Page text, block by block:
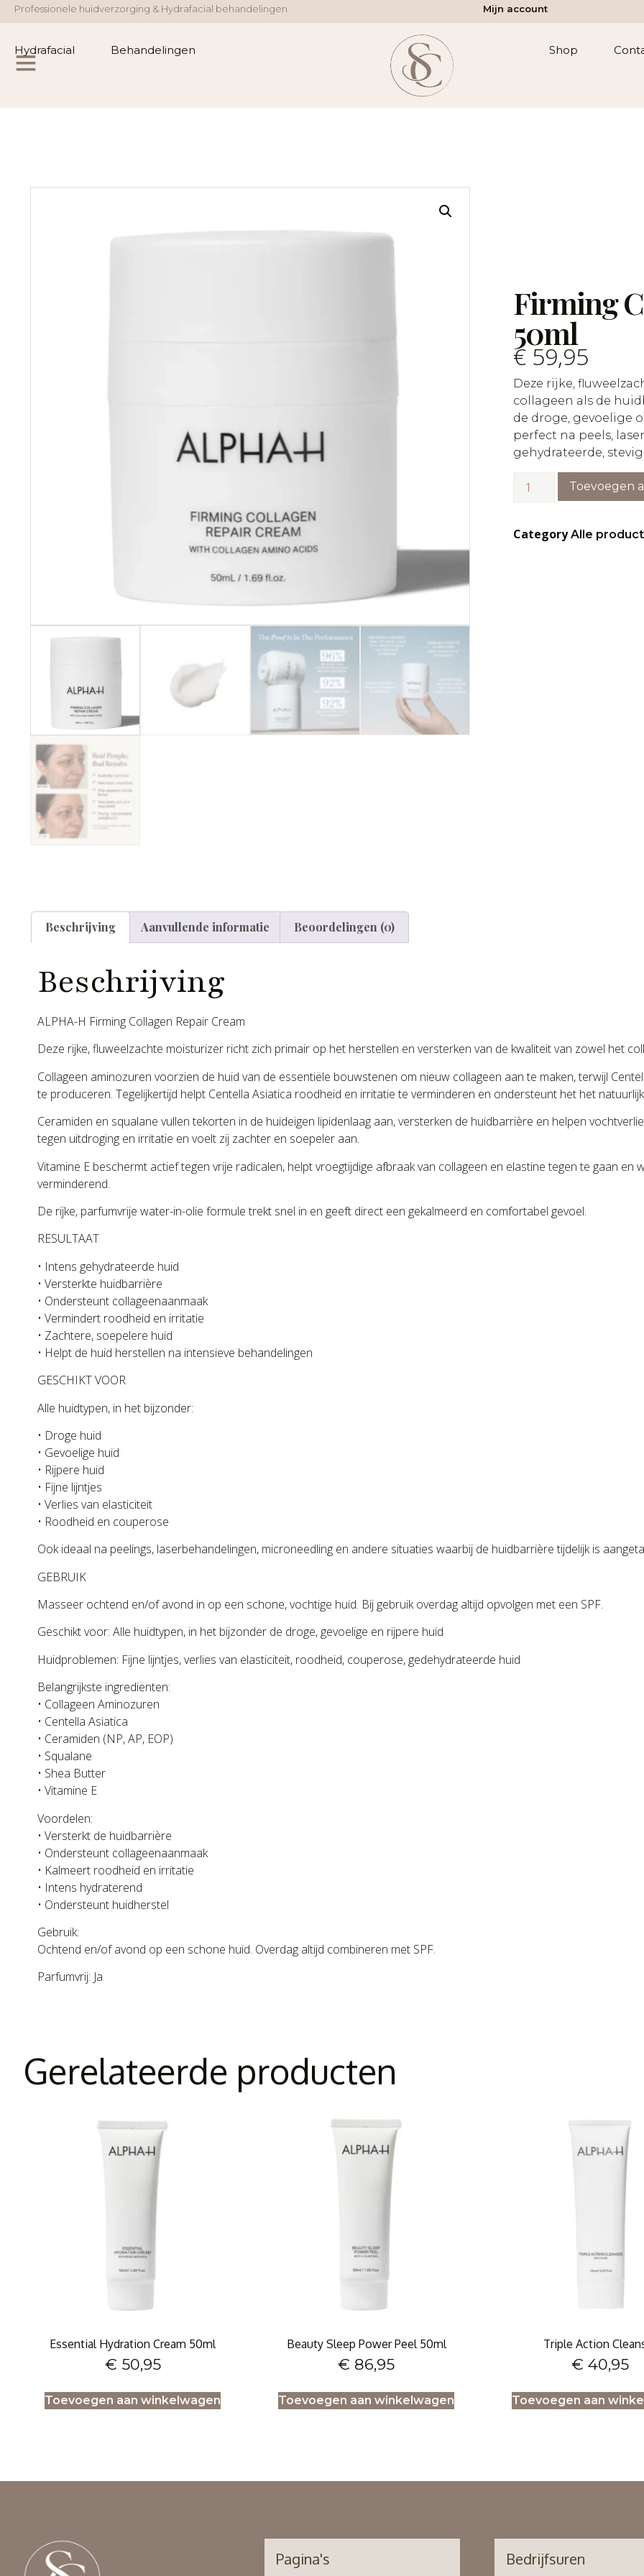
Professionele huidverzorging & Hydrafacial behandelingen Mijn account
Hydrafacial Behandelingen Shop
Firming
50ml
€ 59,95
Deze rijke,
collageen als de
de droge, gevoelige
perfect na peels,
gehydrateerde,
Toevoegen
Category Alle
Beschrijving Aanvullende informatie Beoordelingen (0)
Beschrijving
ALPHA-H Firming Collagen Repair Cream
Deze rijke, fluweelzachte moisturizer richt zich primair op het herstellen en versterken van de kwaliteit van zowel het
Collageen aminozuren voorzien de huid van de essentiële bouwstenen om nieuw collageen aan te maken, terwijl
te produceren. Tegelijkertijd helpt Centella Asiatica roodheid en irritatie te verminderen en ondersteunt het het
Ceramiden en squalane vullen tekorten in de huideigen lipidenlaag aan, versterken de huidbarrière en helpen
tegen uitdroging en irritatie en voelt zij zachter en soepeler aan.
Vitamine E beschermt actief tegen vrije radicalen, helpt vroegtijdige afbraak van collageen en elastine tegen te gaan
verminderend.
De rijke, parfumvrije water-in-olie formule trekt snel in en geeft direct een gekalmeerd en comfortabel gevoel.
RESULTAAT
• Intens gehydrateerde huid
• Versterkte huidbarrière
• Ondersteunt collageenaanmaak
• Vermindert roodheid en irritatie
• Zachtere, soepelere huid
• Helpt de huid herstellen na intensieve behandelingen
GESCHIKT VOOR
Alle huidtypen, in het bijzonder:
• Droge huid
• Gevoelige huid
• Rijpere huid
• Fijne lijntjes
• Verlies van elasticiteit
• Roodheid en couperose
Ook ideaal na peelings, laserbehandelingen, microneedling en andere situaties waarbij de huidbarrière tijdelijk is
GEBRUIK
Masseer ochtend en/of avond in op een schone, vochtige huid. Bij gebruik overdag altijd opvolgen met een SPF.
Geschikt voor: Alle huidtypen, in het bijzonder de droge, gevoelige en rijpere huid
Huidproblemen: Fijne lijntjes, verlies van elasticiteit, roodheid, couperose, gedehydrateerde huid
Belangrijkste ingrediënten:
• Collageen Aminozuren
• Centella Asiatica
• Ceramiden (NP, AP, EOP)
• Squalane
• Shea Butter
• Vitamine E
Voordelen:
• Versterkt de huidbarrière
• Ondersteunt collageenaanmaak
• Kalmeert roodheid en irritatie
• Intens hydraterend
• Ondersteunt huidherstel
Gebruik:
Ochtend en/of avond op een schone huid. Overdag altijd combineren met SPF.
Parfumvrij: Ja
Gerelateerde producten
Essential Hydration Cream 50ml
€ 50,95
Toevoegen aan winkelwagen
Beauty Sleep Power Peel 50ml
€ 86,95
Toevoegen aan winkelwagen
Triple Action
€ 40,95
Toevoegen aan
Pagina's Bedrijfsuren